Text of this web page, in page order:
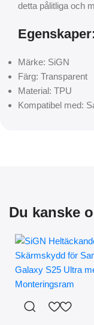
detta pålitliga och
Märke: SiGN
Färg: Transparent
Material: TPU
Kompatibel med:
Du kanske